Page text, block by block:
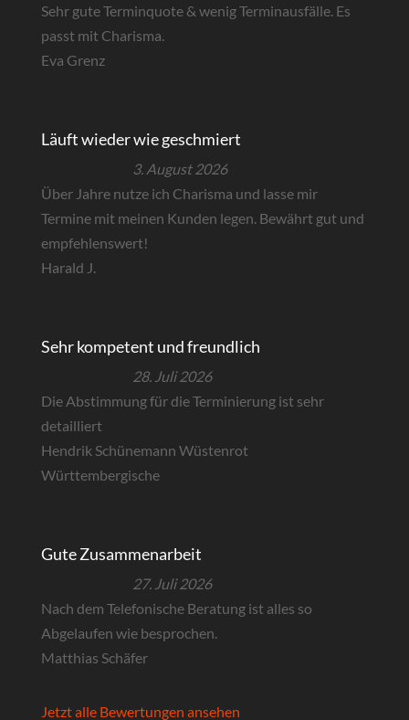
Sehr gute Terminquote & wenig Terminausfälle. Es
passt mit Charisma.
Eva Grenz
Läuft wieder wie geschmiert
3. August 2026
Über Jahre nutze ich Charisma und lasse mir
Termine mit meinen Kunden legen. Bewährt gut und
empfehlenswert!
Harald J.
Sehr kompetent und freundlich
28. Juli 2026
Die Abstimmung für die Terminierung ist sehr
detailliert
Hendrik Schünemann Wüstenrot
Württembergische
Gute Zusammenarbeit
27. Juli 2026
Nach dem Telefonische Beratung ist alles so
Abgelaufen wie besprochen.
Matthias Schäfer
Jetzt alle Bewertungen ansehen